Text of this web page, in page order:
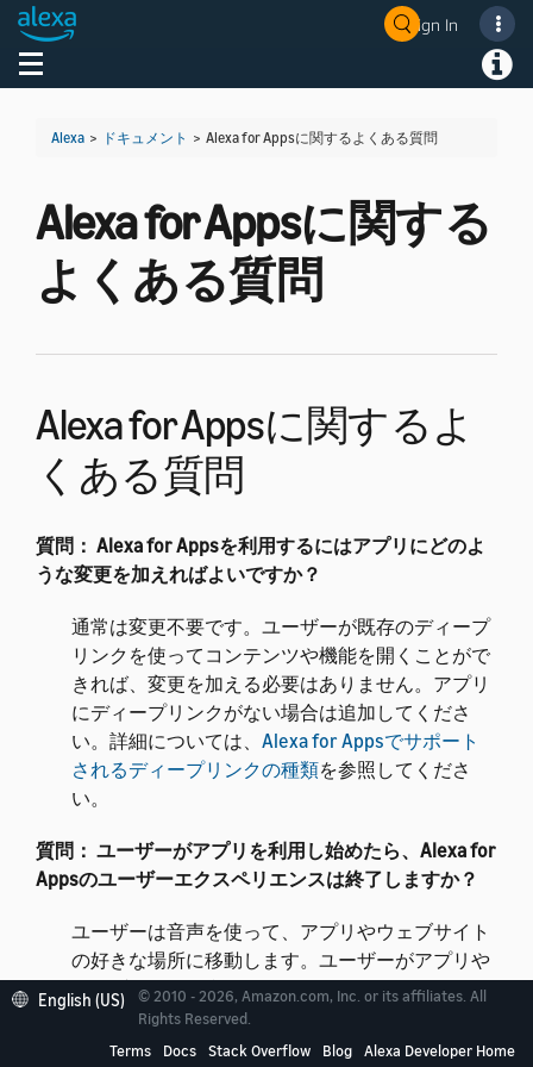
Sign In
Toggle navigation
Alexa > ドキュメント > Alexa for Appsに関するよくある質問
Alexa for Appsに関する
よくある質問
Alexa for Appsに関するよ
くある質問
質問： Alexa for Appsを利用するにはアプリにどのよ
うな変更を加えればよいですか？
通常は変更不要です。ユーザーが既存のディープ
リンクを使ってコンテンツや機能を開くことがで
きれば、変更を加える必要はありません。アプリ
にディープリンクがない場合は追加してくださ
い。詳細については、 Alexa for Appsでサポート
されるディープリンクの種類を参照してくださ
い。
質問： ユーザーがアプリを利用し始めたら、Alexa for
Appsのユーザーエクスペリエンスは終了しますか？
ユーザーは音声を使って、アプリやウェブサイト
の好きな場所に移動します。ユーザーがアプリや
ウェブサイトを利用し始めたら、タッチして移動
したり、スキルに新しいリクエストを出したりす
ることができます。たとえば、「アレクサ、カッ
English (US)
© 2010 - 2026, Amazon.com, Inc. or its affiliates. All
Rights Reserved.
Terms
Docs Stack Overflow Blog Alexa Developer Home
Welcome! Ask the DevAssistant